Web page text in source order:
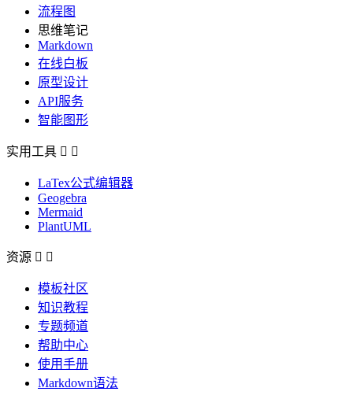
流程图
思维笔记
Markdown
在线白板
原型设计
API服务
智能图形
实用工具  
LaTex公式编辑器
Geogebra
Mermaid
PlantUML
资源  
模板社区
知识教程
专题频道
帮助中心
使用手册
Markdown语法